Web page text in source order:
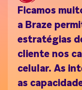
Ficamos
a Braze
estratégias
cliente nos
celular. As
as